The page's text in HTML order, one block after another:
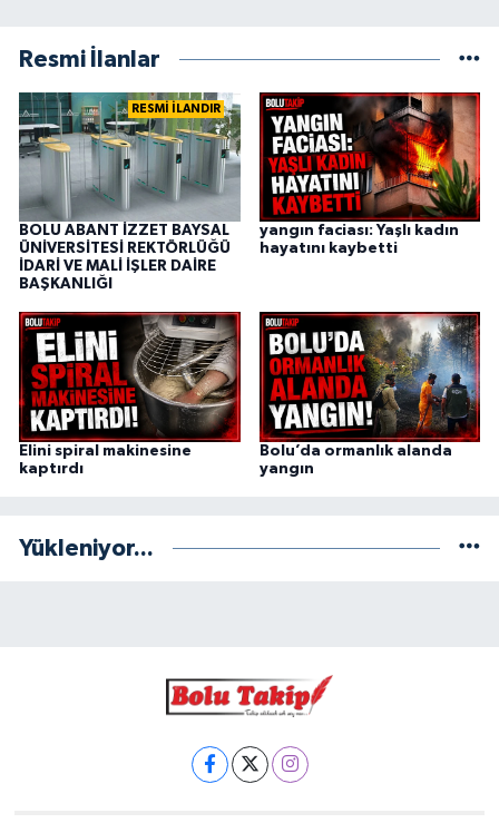
Resmi İlanlar
RESMİ İLANDIR
BOLU ABANT İZZET BAYSAL
ÜNİVERSİTESİ REKTÖRLÜĞÜ
İDARİ VE MALİ İŞLER DAİRE
BAŞKANLIĞI
yangın faciası: Yaşlı kadın
hayatını kaybetti
Elini spiral makinesine
kaptırdı
Bolu’da ormanlık alanda
yangın
Yükleniyor...